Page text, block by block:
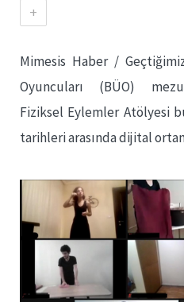
+
Mimesis Haber /
Oyuncuları (BÜO)
Fiziksel Eylemler Atölyesi
tarihleri arasında dijital